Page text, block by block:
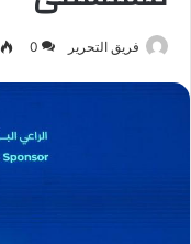
فريق التحرير 0